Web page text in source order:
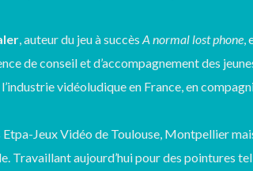
, auteur du jeu à succès A normal lost phone,
de conseil et d’accompagnement des
vidéoludique en France, en
Jeux Vidéo de Toulouse, Montpellier
Travaillant aujourd’hui pour des pointures